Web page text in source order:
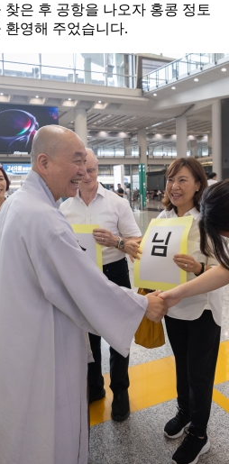
은 후 공항을 나오자 홍콩 정토
환영해 주었습니다.